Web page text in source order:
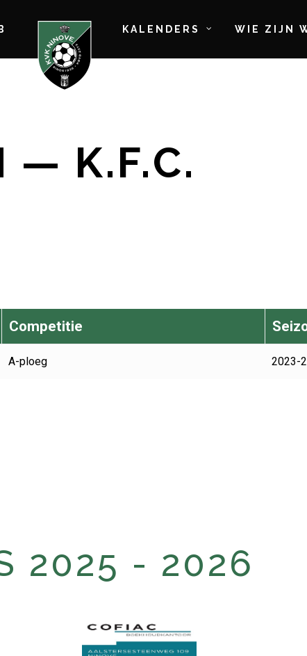
KALENDERS WIE ZIJN
— K.F.C.
Competitie
A-ploeg 2023-
2025 - 2026